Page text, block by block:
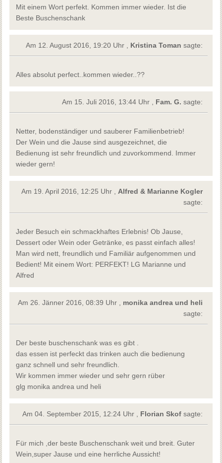
Mit einem Wort perfekt. Kommen immer wieder. Ist die
Beste Buschenschank
Am 12. August 2016, 19:20 Uhr , Kristina Tomansagte:
Alles absolut perfect..kommen wieder..??
Am 15. Juli 2016, 13:44 Uhr , Fam. G. sagte:
Netter, bodenständiger und sauberer Familienbetrieb!
Der Wein und die Jause sind ausgezeichnet, die
Bedienung ist sehr freundlich und zuvorkommend. Immer
wieder gern!
Am 19. April 2016, 12:25 Uhr , Alfred & Marianne Kogler
sagte:
Jeder Besuch ein schmackhaftes Erlebnis! Ob Jause,
Dessert oder Wein oder Getränke, es passt einfach alles!
Man wird nett, freundlich und Familiär aufgenommen und
Bedient! Mit einem Wort: PERFEKT! LG Marianne und
Alfred
Am 26. Jänner 2016, 08:39 Uhr , monika andrea und heli
sagte:
Der beste buschenschank was es gibt .
das essen ist perfeckt das trinken auch die bedienung
ganz schnell und sehr freundlich.
Wir kommen immer wieder und sehr gern rüber
glg monika andrea und heli
Am 04. September 2015, 12:24 Uhr , Florian Skof sagte:
Für mich ,der beste Buschenschank weit und breit. Guter
Wein,super Jause und eine herrliche Aussicht!